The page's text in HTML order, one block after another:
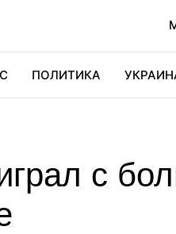
ПОЛИТИКА
с